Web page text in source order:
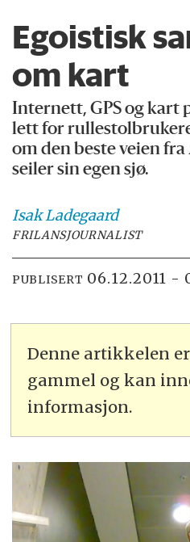
Egoistisk
om kart
Internett, GPS og kart
lett for
om den beste veien
seiler sin egen sjø.
IsakLadegaard
FRILANSJOURNALIST
PUBLISERT 06.12.2011 -
Denne artikkelen
gammel og kan
informasjon.